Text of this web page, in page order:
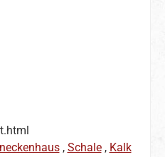
, Schale, Kalk